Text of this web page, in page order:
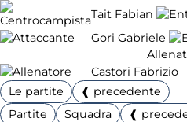
Tait Fabian
Gori Gabriele
Castori Fabrizio
Le partite
❰ precedente
Partite
Squadra ❰